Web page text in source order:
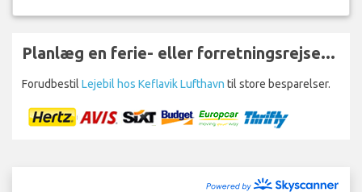
Planlæg en ferie- eller forretningsrejse...
Forudbestil Lejebil hos Keflavik Lufthavn til store besparelser.